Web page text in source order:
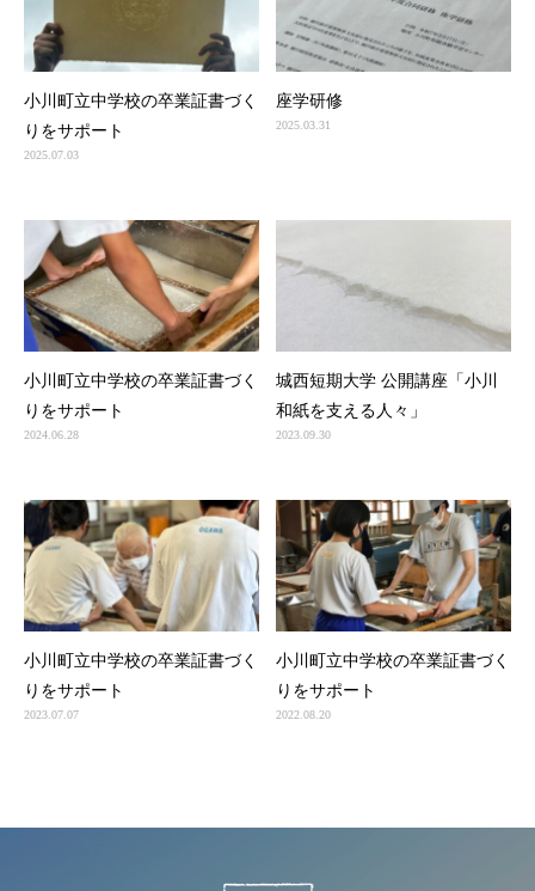
小川町立中学校の卒業証書づく
りをサポート
2025.07.03
座学研修
2025.03.31
小川町立中学校の卒業証書づく
りをサポート
2024.06.28
城西短期大学 公開講座「小川
和紙を支える人々」
2023.09.30
小川町立中学校の卒業証書づく
りをサポート
2023.07.07
小川町立中学校の卒業証書づく
りをサポート
2022.08.20